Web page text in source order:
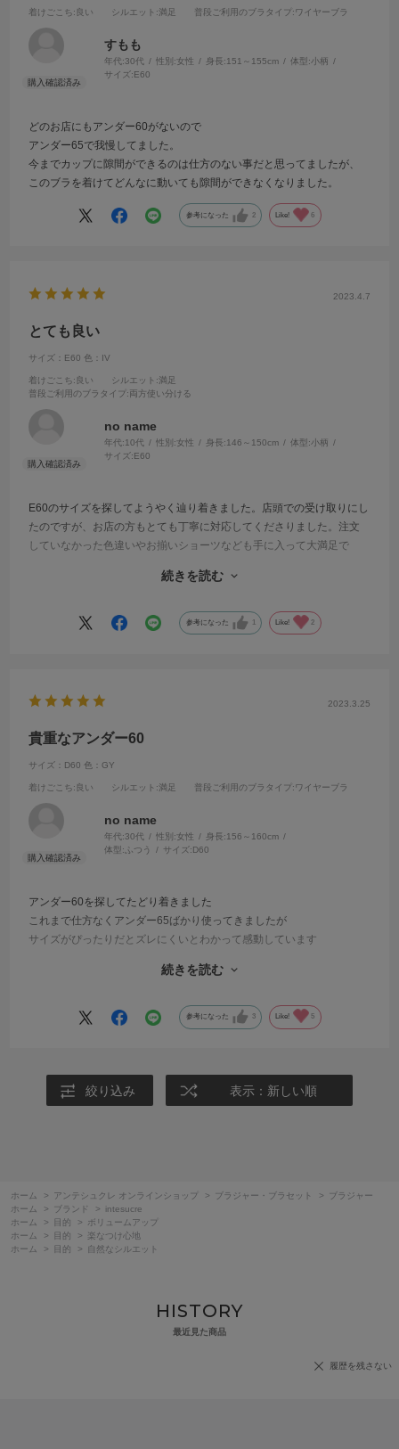
着けごこち:良い シルエット :満足 普段ご利用のブラタイプ :ワイヤーブラ
すもも
年代:30代 性別:女性 身長:151～155cm 体型:小柄
サイズ:E60
どのお店にもアンダー60がないので
アンダー65で我慢してました。
今までカップに隙間ができるのは仕方のない事だと思ってましたが、
このブラを着けてどんなに動いても隙間ができなくなりました。
参考になった 2 Like! 6
2023.4.7
とても良い
サイズ：E60 色：IV
着けごこち:良い シルエット :満足
普段ご利用のブラタイプ :両方使い分ける
no name
年代:10代 性別:女性 身長:146～150cm 体型:小柄
サイズ:E60
E60のサイズを探してようやく辿り着きました。店頭での受け取りにし
たのですが、お店の方もとても丁寧に対応してくださりました。注文
していなかった色違いやお揃いショーツなども手に入って大満足で
サイズが無くて本当に困っているので、このサイズを今後も作ってい
続きを読む
参考になった 1 Like! 2
2023.3.25
貴重なアンダー60
サイズ：D60 色：GY
着けごこち:良い シルエット :満足 普段ご利用のブラタイプ :ワイヤーブラ
no name
年代:30代 性別:女性 身長:156～160cm
体型: ふつう サイズ:D60
アンダー60を探してたどり着きました
これまで仕方なくアンダー65ばかり使ってきましたが
サイズがぴったりだとズレにくいとわかって感動しています
軽いつけ心地がします
続きを読む
参考になった 3 Like! 5
絞り込み 表示：新しい順
ホーム > アンテシュクレ オンラインショップ > ブラジャー・ブラセット >
ブラジャー
ホーム
> ブランド >
intesucre
ホーム
> 目的 >
ボリュームアップ
ホーム
> 目的 >
楽なつけ心地
ホーム
> 目的 > 自然なシルエット
HISTORY
最近見た商品
履歴を残さない